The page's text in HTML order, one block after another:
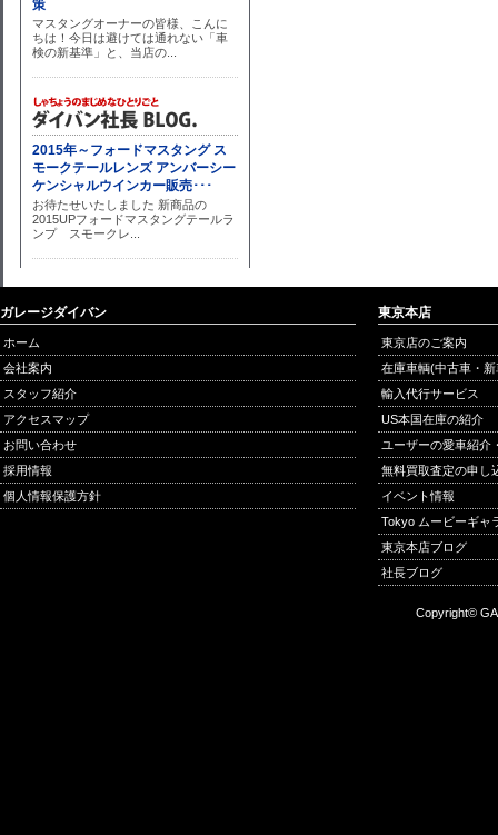
ガレージダイバン
ホーム
会社案内
スタッフ紹介
アクセスマップ
お問い合わせ
採用情報
個人情報保護方針
東京本店
東京店のご案内
在庫車輌(中古車・
輸入代行サービス
US本国在庫の紹介
ユーザーの愛車紹介
無料買取査定の申し
イベント情報
Tokyo ムービーギャ
東京本店ブログ
社長ブログ
Copyright©